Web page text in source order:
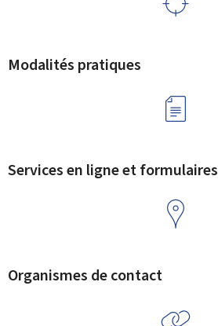
Modalités pratiques
Services en ligne et formulaires
Organismes de contact